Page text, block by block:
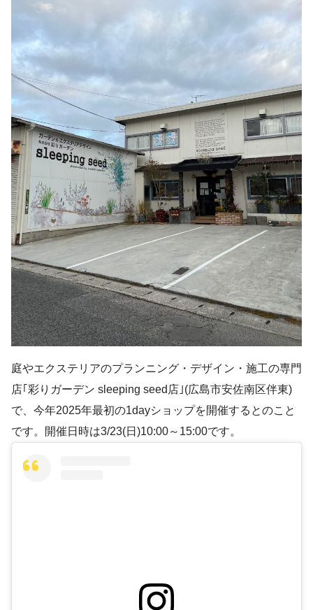
庭やエクステリアのプランニング・デザイン・施工の専門
店｢彩りガーデン sleeping seed店｣(広島市安佐南区伴東)
で、今年2025年最初の1dayショップを開催するとのこと
です。開催日時は3/23(日)10:00～15:00です。